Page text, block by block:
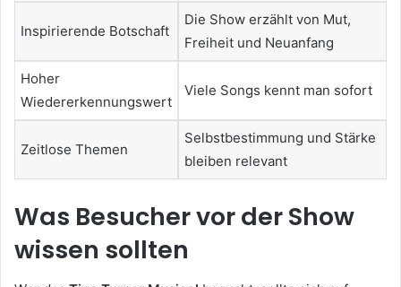
Inspirierende Botschaft
Die Show erzählt von Mut,
Freiheit und Neuanfang
Hoher
Wiedererkennungswert
Viele Songs kennt man sofort
Zeitlose Themen
Selbstbestimmung und Stärke
bleiben relevant
Was Besucher vor der Show
wissen sollten